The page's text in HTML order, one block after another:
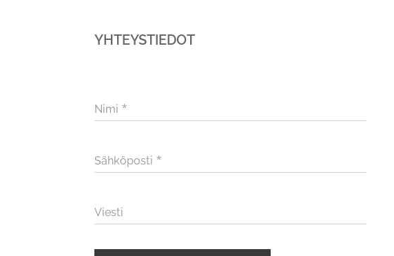
YHTEYSTIEDOT
Nimi
Sähköposti
Viesti